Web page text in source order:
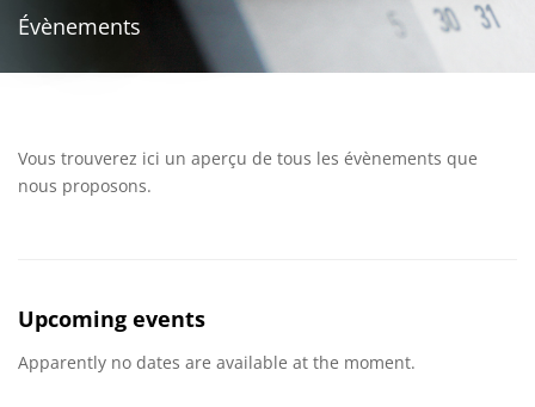
Évènements
Vous trouverez ici un aperçu de tous les évènements que
nous proposons.
Upcoming events
Apparently no dates are available at the moment.